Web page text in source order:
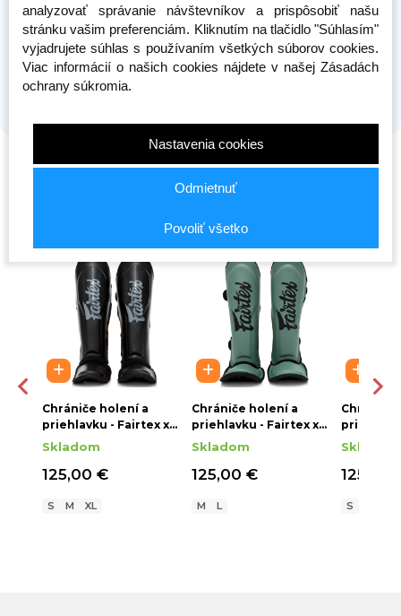
zipsami a elastickými zadnými pásmi Ideálne na
tréning a sparing
Ručne vyrobené v Thajsku
Navrhnuté tak, aby spĺňalo požiadavky
európskeho bojovníka
Chrániče holení a
priehlavku - Fairtex x
Booster - čierne/šedý
Skladom
125,00 €
S M XL
Chrániče holení a
priehlavku - Fairtex x
Booster - olive
Skladom
125,00 €
M L
Chrániče
Booster
Skladom
125,00
S
analyzovať správanie návštevníkov a prispôsobiť našu
stránku vašim preferenciám. Kliknutím na tlačidlo "Súhlasím"
vyjadrujete súhlas s používaním všetkých súborov cookies.
Viac informácií o našich cookies nájdete v našej Zásadách
ochrany súkromia.
Nastavenia cookies
Odmietnuť
Povoliť všetko